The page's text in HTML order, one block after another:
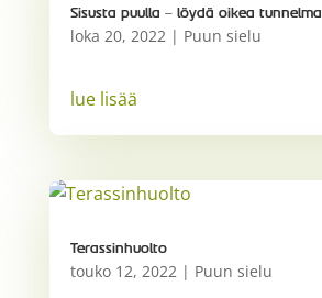
Sisusta puulla – löydä oikea tunnelma
loka 20, 2022| Puun sielu
lue lisää
Terassinhuolto
touko 12, 2022| Puun sielu